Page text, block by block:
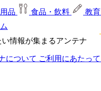
品 食品・飲料 教育
情報が集まるアンテナ
について ご利用にあたって